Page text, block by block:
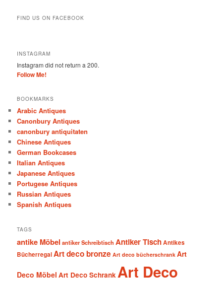
FIND US ON FACEBOOK
INSTAGRAM
Instagram did not return a 200.
Follow Me!
BOOKMARKS
Arabic Antiques
Canonbury Antiques
canonbury antiquitaten
Chinese Antiques
German Bookcases
Italian Antiques
Japanese Antiques
Portugese Antiques
Russian Antiques
Spanish Antiques
TAGS
antike Möbel antiker Schreibtisch Antiker TischAntikes
BücherregalArt deco bronze Art deco bücherschrank Art
Deco Möbel Art Deco Schrank Art Deco